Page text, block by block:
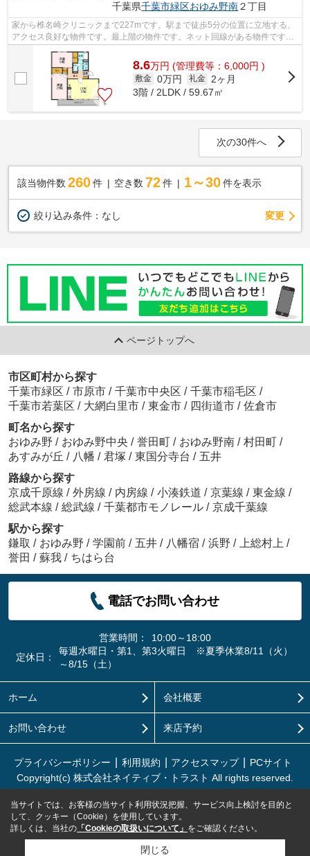
千葉県千葉市緑区おゆみ野南２丁目
家から椎名崎クリニックまで227mです。駅まで徒歩5分の位置に立地する、
アクセス良好な物件です。最上階の物件です。ネット回線がある物件です。
8.6万円 (管理費等：6,000円 )
敷金 0万円 礼金
2ヶ月
3階 / 2LDK / 59.67㎡
次の30件へ
該当物件数 260件 空き数 72 件 1～30 件を表示
絞り込み条件： なし 変更
ページトップへ
市区町村から探す
千葉市緑区 / 市原市 / 千葉市中央区 / 千葉市稲毛区 /
千葉市若葉区 / 大網白里市 / 東金市 / 四街道市 / 佐倉市
町名から探す
おゆみ野 / おゆみ野中央 / 誉田町 / おゆみ野南 / 村田町 /
あすみが丘 / 八幡 / 君塚 / 東国分寺台 / 五井
路線から探す
京成千原線 / 外房線 / 内房線 / 小湊鉄道 / 京葉線 / 東金線 /
総武本線 / 総武線 / 千葉都市モノレール / 京成千葉線
駅から探す
鎌取 / おゆみ野 / 学園前 / 五井 / 八幡宿 / 浜野 / 上総村上 /
誉田 / 蘇我 / ちはら台
電話でお問い合わせ
営業時間：
10:00～18:00
定休日：
毎週水曜日・第1、第3火曜日 ※夏季休業8/11（火）
～8/15（土）
ホーム 会社概要
お問い合わせ 来店予約
プライバシーポリシー 利用規約 アクセスマップ
PCサイト
Copyright(c) 株式会社ネイティブ・トラスト All rights reserved.
当サイトでは、お客様の当サイト利用状況把握、サービス向上検討を目的と
して、クッキー（Cookie）を使用しています。
詳しくは、当社の 「Cookieの取扱いについて」 をご確認ください。
閉じる